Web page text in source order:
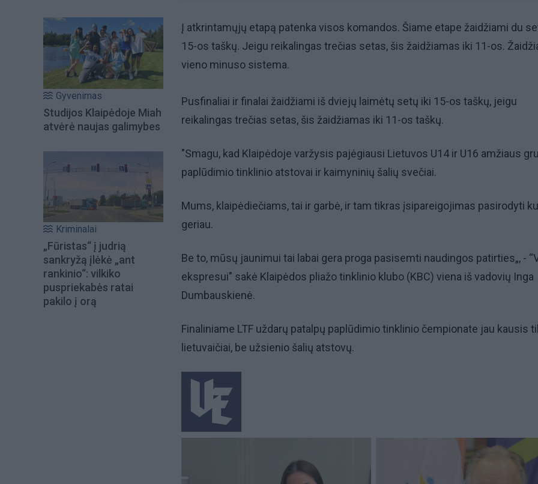
Gyvenimas
Studijos Klaipėdoje Miah
atvėrė naujas galimybes
Kriminalai
„Fūristas“ į judrią
sankryžą įlėkė „ant
rankinio“: vilkiko
puspriekabės ratai
pakilo į orą
Į atkrintamųjų etapą patenka visos komandos. Šiame etape žaidžiami du
15-os taškų. Jeigu reikalingas trečias setas, šis žaidžiamas iki 11-os.
vieno minuso sistema.
Pusfinaliai ir finalai žaidžiami iš dviejų laimėtų setų iki 15-os taškų, jeigu
reikalingas trečias setas, šis žaidžiamas iki 11-os taškų.
"Smagu, kad Klaipėdoje varžysis pajėgiausi Lietuvos U14 ir U16 amžiaus
paplūdimio tinklinio atstovai ir kaimyninių šalių svečiai.
Mums, klaipėdiečiams, tai ir garbė, ir tam tikras įsipareigojimas pasirodyti
geriau.
Be to, mūsų jaunimui tai labai gera proga pasisemti naudingos patirties„, -
ekspresui" sakė Klaipėdos pliažo tinklinio klubo (KBC) viena iš vadovių Inga
Dumbauskienė.
Finaliniame LTF uždarų patalpų paplūdimio tinklinio čempionate jau kausis
lietuvaičiai, be užsienio šalių atstovų.